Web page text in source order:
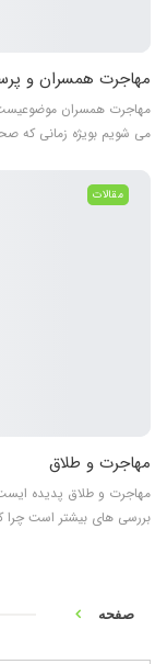
مهاجرت همسران و
مهاجرت همسران موضوعیست
می شویم بویژه زمانی که
مقالات
مهاجرت و طلاق
مهاجرت و طلاق پدیده
بررسی های بیشتر است چرا
صفحه